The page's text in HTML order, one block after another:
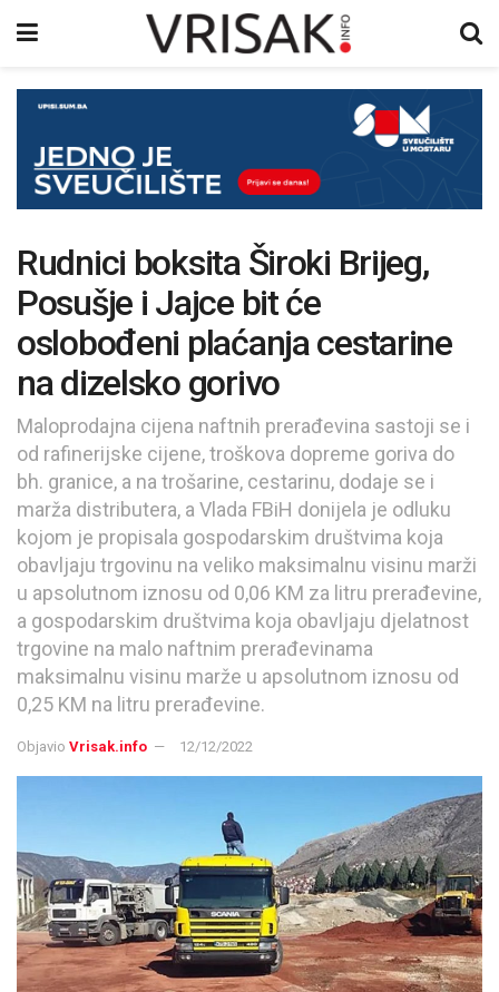
Rudnici boksita Široki Brijeg,
Posušje i Jajce bit će
oslobođeni plaćanja cestarine
na dizelsko gorivo
Maloprodajna cijena naftnih prerađevina sastoji se i
od rafinerijske cijene, troškova dopreme goriva do
bh. granice, a na trošarine, cestarinu, dodaje se i
marža distributera, a Vlada FBiH donijela je odluku
kojom je propisala gospodarskim društvima koja
obavljaju trgovinu na veliko maksimalnu visinu marži
u apsolutnom iznosu od 0,06 KM za litru prerađevine,
a gospodarskim društvima koja obavljaju djelatnost
trgovine na malo naftnim prerađevinama
maksimalnu visinu marže u apsolutnom iznosu od
0,25 KM na litru prerađevine.
Objavio Vrisak.info 12/12/2022